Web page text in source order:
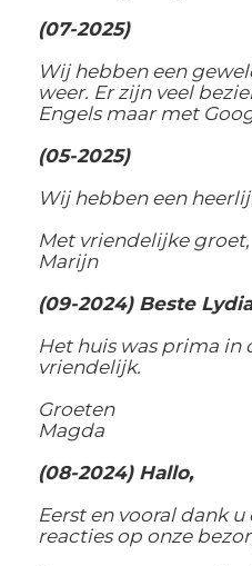
(07-2025)
Wij hebben een
weer. Er zijn veel
Engels maar met
(05-2025)
Wij hebben een
Met vriendelijke groet,
Marijn
(09-2024) Beste
Het huis was prima in
vriendelijk.
Groeten
Magda
(08-2024) Hallo,
Eerst en vooral dank
reacties op onze